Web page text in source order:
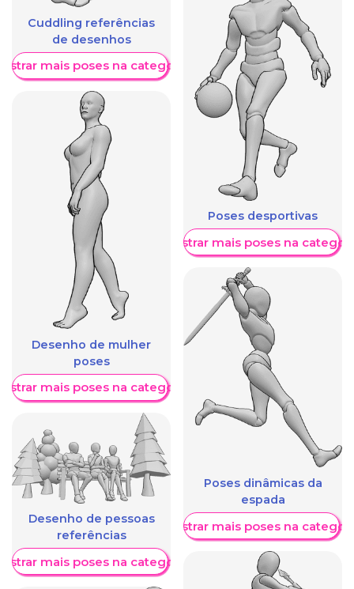
Cuddling referências
de desenhos
mais poses na categoria
Desenho de mulher
poses
mais poses na categoria
Desenho de pessoas
referências
mais poses na categoria
Poses desportivas
Mostrar mais poses na
Poses dinâmicas da
espada
Mostrar mais poses na